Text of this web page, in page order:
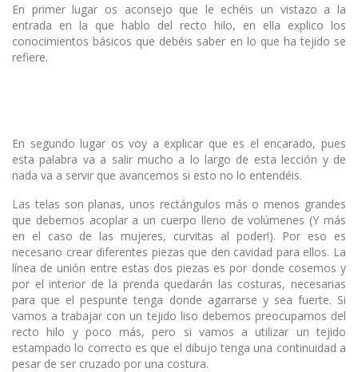
En primer lugar os aconsejo que le echéis un vistazo a la
entrada en la que hablo del recto hilo, en ella explico los
conocimientos básicos que debéis saber en lo que ha tejido se
refiere.
En segundo lugar os voy a explicar que es el encarado, pues
esta palabra va a salir mucho a lo largo de esta lección y de
nada va a servir que avancemos si esto no lo entendéis.
Las telas son planas, unos rectángulos más o menos grandes
que debemos acoplar a un cuerpo lleno de volúmenes (Y más
en el caso de las mujeres, curvitas al poder!). Por eso es
necesario crear diferentes piezas que den cavidad para ellos. La
línea de unión entre estas dos piezas es por donde cosemos y
por el interior de la prenda quedarán las costuras, necesarias
para que el pespunte tenga donde agarrarse y sea fuerte. Si
vamos a trabajar con un tejido liso debemos preocuparnos del
recto hilo y poco más, pero si vamos a utilizar un tejido
estampado lo correcto es que el dibujo tenga una continuidad a
pesar de ser cruzado por una costura.